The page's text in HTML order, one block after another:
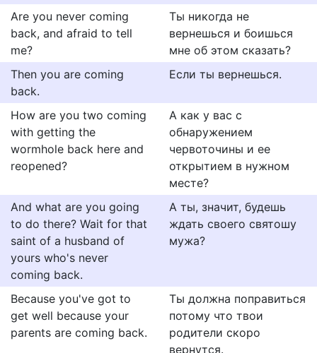
Are you never coming
back, and afraid to tell
me?
Ты никогда не
вернешься и боишься
мне об этом сказать?
Then you are coming
back.
Если ты вернешься.
How are you two coming
with getting the
wormhole back here and
reopened?
А как у вас с
обнаружением
червоточины и ее
открытием в нужном
месте?
And what are you going
to do there? Wait for that
saint of a husband of
yours who's never
coming back.
А ты, значит, будешь
ждать своего святошу
мужа?
Because you've got to
get well because your
parents are coming back.
Ты должна поправиться
потому что твои
родители скоро
вернутся.